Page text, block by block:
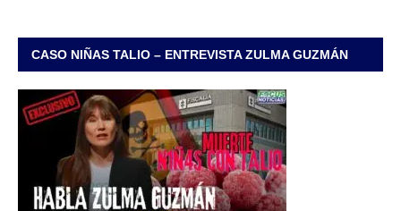
CASO NIÑAS TALIO – ENTREVISTA ZULMA GUZMÁN